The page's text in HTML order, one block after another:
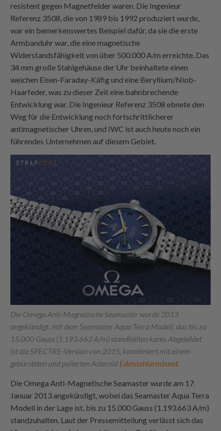
resistent gegen Magnetfelder waren. Die Ingenieur
Referenz 3508, die von 1989 bis 1992 produziert wurde,
war ein bemerkenswertes Beispiel dafür, da sie die erste
Armbanduhr war, die eine magnetische
Widerstandsfähigkeit von über 500.000 A/m erreichte. Das
34 mm große Stahlgehäuse der Uhr beinhaltete einen
weichen Eisen-Faraday-Käfig und eine Beryllium/Niob-
Haarfeder, was zu dieser Zeit eine bahnbrechende
Entwicklung war. Die Ingenieur Referenz 3508 ebnete den
Weg für die Entwicklung noch fortschrittlicherer
antimagnetischer Uhren, und IWC ist auch heute noch ein
führendes Unternehmen auf diesem Gebiet.
Die Omega Anti-Magnetische Seamaster wurde 2013
angekündigt, mit dem Seamaster Aqua Terra Modell, das bis zu
15.000 Gauss (1.193.663 A/m) standhalten kann. Abgebildet
ist die SPECTRE-Version von 2015, kombiniert mit einem
gebürsteten und polierten Asteroid Edelstahlarmband
Die Omega Anti-Magnetische Seamaster wurde am 17.
Januar 2013 angekündigt, wobei das Seamaster Aqua Terra
Modell in der Lage ist, bis zu 15.000 Gauss (1.193.663 A/m)
standzuhalten. Laut der Pressemitteilung verlässt sich das